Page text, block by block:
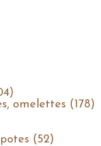
omelettes (178)
(52)